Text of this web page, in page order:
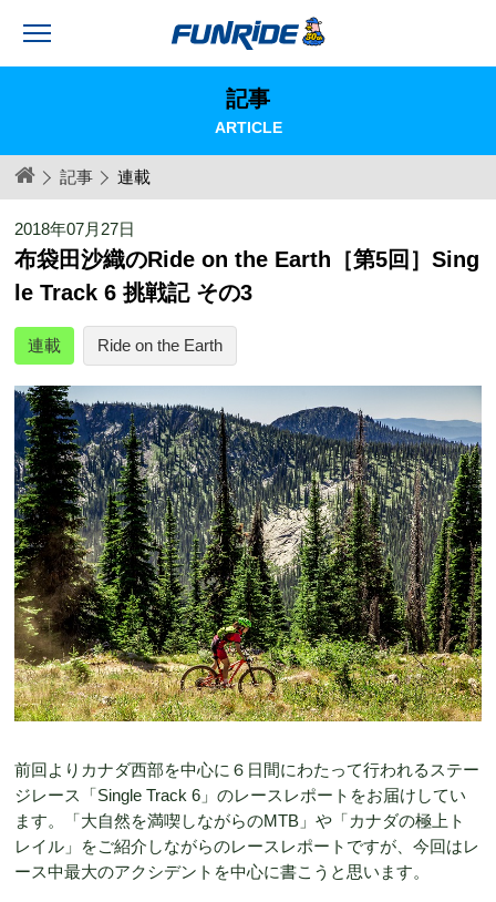
記事
ARTICLE
記事 連載
2018年07月27日
布袋田沙織のRide on the Earth［第5回］Sing
le Track 6 挑戦記 その3
連載 Ride on the Earth
前回よりカナダ西部を中心に６日間にわたって行われるステー
ジレース「Single Track 6」のレースレポートをお届けしてい
ます。「大自然を満喫しながらのMTB」や「カナダの極上ト
レイル」をご紹介しながらのレースレポートですが、今回はレ
ース中最大のアクシデントを中心に書こうと思います。